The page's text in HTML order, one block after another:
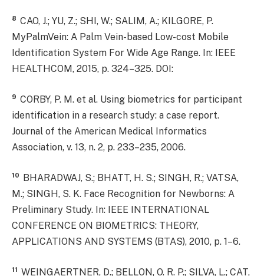
8 CAO, J.; YU, Z.; SHI, W.; SALIM, A.; KILGORE, P.
MyPalmVein: A Palm Vein-based Low-cost Mobile
Identification System For Wide Age Range. In: IEEE
HEALTHCOM, 2015, p. 324–325. DOI:
9 CORBY, P. M. et al. Using biometrics for participant
identification in a research study: a case report.
Journal of the American Medical Informatics
Association, v. 13, n. 2, p. 233–235, 2006.
10 BHARADWAJ, S.; BHATT, H. S.; SINGH, R.; VATSA,
M.; SINGH, S. K. Face Recognition for Newborns: A
Preliminary Study. In: IEEE INTERNATIONAL
CONFERENCE ON BIOMETRICS: THEORY,
APPLICATIONS AND SYSTEMS (BTAS), 2010, p. 1–6.
11 WEINGAERTNER, D.; BELLON, O. R. P.; SILVA, L.; CAT,